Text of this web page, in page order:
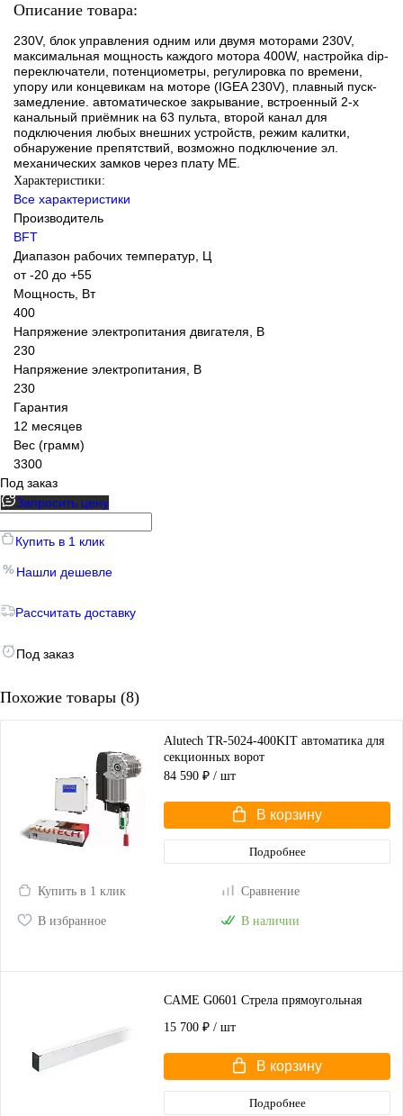
Описание товара:
230V, блок управления одним или двумя моторами 230V,
максимальная мощность каждого мотора 400W, настройка dip-
переключатели, потенциометры, регулировка по времени,
упору или концевикам на моторе (IGEA 230V), плавный пуск-
замедление. автоматическое закрывание, встроенный 2-х
канальный приёмник на 63 пульта, второй канал для
подключения любых внешних устройств, режим калитки,
обнаружение препятствий, возможно подключение эл.
механических замков через плату МЕ.
Характеристики:
Все характеристики
Производитель
BFT
Диапазон рабочих температур, Ц
от -20 до +55
Мощность, Вт
400
Напряжение электропитания двигателя, В
230
Напряжение электропитания, В
230
Гарантия
12 месяцев
Вес (грамм)
3300
Под заказ
Запросить цену
Купить в 1 клик
Нашли дешевле
Рассчитать доставку
Под заказ
Похожие товары (8)
Alutech TR-5024-400KIT автоматика для
секционных ворот
84 590 ₽ / шт
В корзину
Подробнее
Купить в 1 клик Сравнение
В избранное В наличии
CAME G0601 Стрела прямоугольная
15 700 ₽ / шт
В корзину
Подробнее